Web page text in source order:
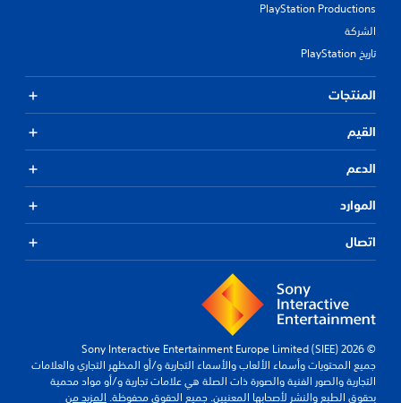
PlayStation Productions
الشركة
تاريخ PlayStation
المنتجات
القيم
الدعم
الموارد
اتصال
© 2026 Sony Interactive Entertainment Europe Limited (SIEE)
جميع المحتويات وأسماء الألعاب والأسماء التجارية و/أو المظهر التجاري والعلامات
التجارية والصور الفنية والصورة ذات الصلة هي علامات تجارية و/أو مواد محمية
بحقوق الطبع والنشر لأصحابها المعنيين. جميع الحقوق محفوظة. المزيد من